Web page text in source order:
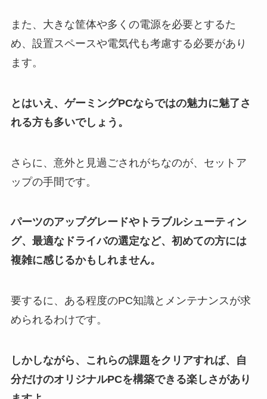
また、大きな筐体や多くの電源を必要とするた
め、設置スペースや電気代も考慮する必要があり
ます。
とはいえ、ゲーミングPCならではの魅力に魅了さ
れる方も多いでしょう。
さらに、意外と見過ごされがちなのが、セットア
ップの手間です。
パーツのアップグレードやトラブルシューティン
グ、最適なドライバの選定など、初めての方には
複雑に感じるかもしれません。
要するに、ある程度のPC知識とメンテナンスが求
められるわけです。
しかしながら、これらの課題をクリアすれば、自
分だけのオリジナルPCを構築できる楽しさがあり